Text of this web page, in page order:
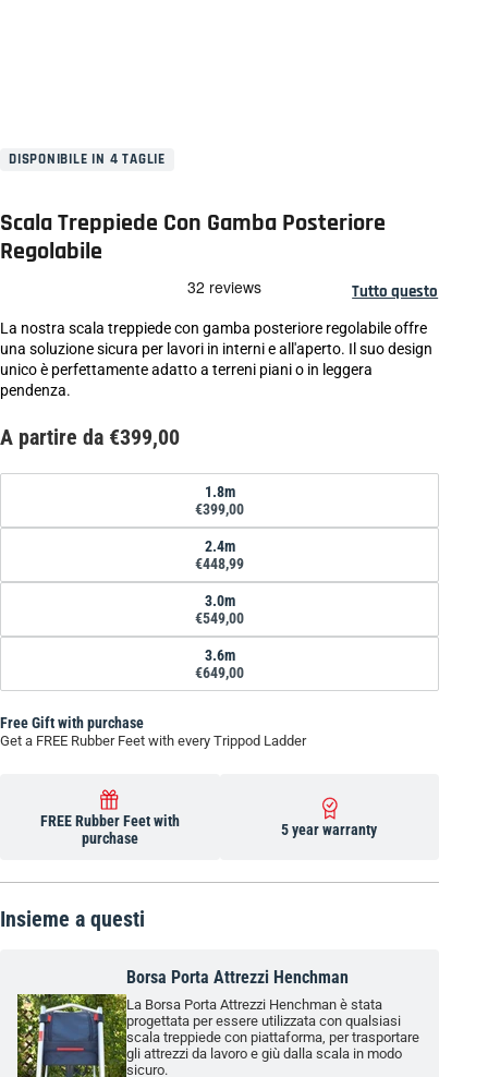
DISPONIBILE IN 4 TAGLIE
Scala Treppiede Con Gamba Posteriore
Regolabile
Tutto questo
La nostra scala treppiede con gamba posteriore regolabile offre
una soluzione sicura per lavori in interni e all'aperto. Il suo design
unico è perfettamente adatto a terreni piani o in leggera
pendenza.
A partire da €399,00
1.8m
€399,00
2.4m
€448,99
3.0m
€549,00
3.6m
€649,00
Free Gift with purchase
Get a FREE Rubber Feet with every Trippod Ladder
FREE Rubber Feet with
purchase
5 year warranty
Insieme a questi
Borsa Porta Attrezzi Henchman
La Borsa Porta Attrezzi Henchman è stata
progettata per essere utilizzata con qualsiasi
scala treppiede con piattaforma, per trasportare
gli attrezzi da lavoro e giù dalla scala in modo
sicuro.